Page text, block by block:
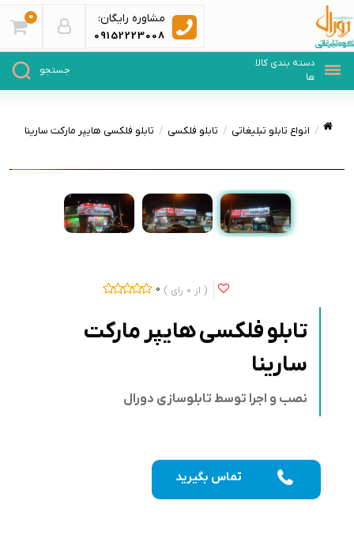
مشاوره رایگان:
09152223008
0
انواع تابلو تبلیغاتی تابلو فلکسی تابلو فلکسی هایپر مارکت سارینا
0 0
تابلو فلکسی هایپر مارکت
سارینا
نصب و اجرا توسط تابلوسازی دورال
تماس بگیرید